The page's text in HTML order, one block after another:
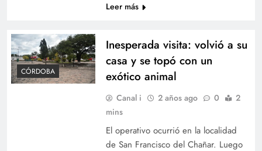
Leer más
CÓRDOBA
Inesperada visita: volvió a su
casa y se topó con un
exótico animal
Canal i 2 años ago 0
2
mins
El operativo ocurrió en la localidad
de San Francisco del Chañar. Luego